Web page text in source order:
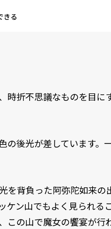
きる
時折不思議なものを目に
の後光が差しています。
を背負った阿弥陀如来の
ケン山でもよく見られる
この山で魔女の饗宴が行